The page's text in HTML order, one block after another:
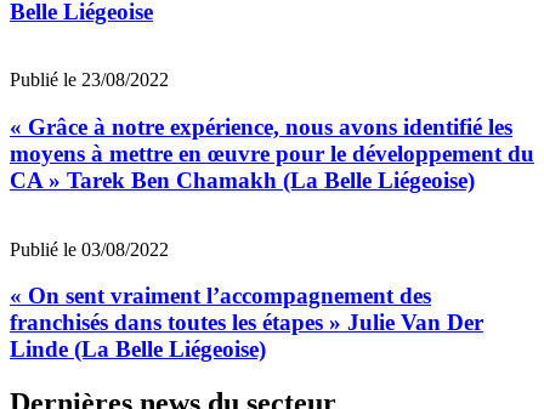
Belle Liégeoise
Publié le 23/08/2022
« Grâce à notre expérience, nous avons identifié les
moyens à mettre en œuvre pour le développement du
CA » Tarek Ben Chamakh (La Belle Liégeoise)
Publié le 03/08/2022
« On sent vraiment l’accompagnement des
franchisés dans toutes les étapes » Julie Van Der
Linde (La Belle Liégeoise)